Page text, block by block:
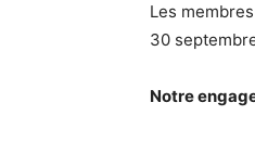
Les
30
Notre